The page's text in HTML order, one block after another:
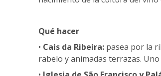
Qué hacer
• Cais da Ribeira: pasea por la
rabelo y animadas terrazas.